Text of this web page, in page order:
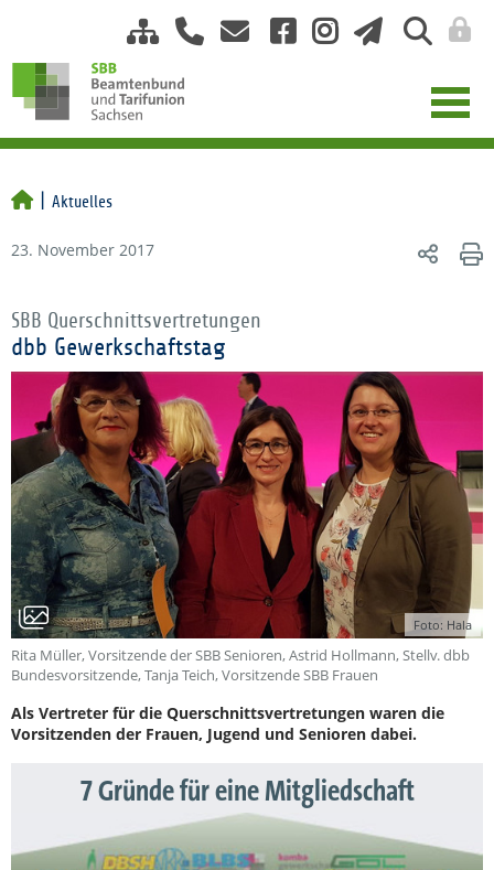
Aktuelles
23. November 2017
SBB Querschnittsvertretungen
dbb Gewerkschaftstag
Foto: Hala
Rita Müller, Vorsitzende der SBB Senioren, Astrid Hollmann, Stellv. dbb
Bundesvorsitzende, Tanja Teich, Vorsitzende SBB Frauen
Als Vertreter für die Querschnittsvertretungen waren die
Vorsitzenden der Frauen, Jugend und Senioren dabei.
7 Gründe für eine Mitgliedschaft